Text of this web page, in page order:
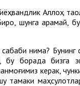
Аллоҳ
шунга қарамай,
сабаби нима? Бунинг
бу борада бизга
керак,
тамаки